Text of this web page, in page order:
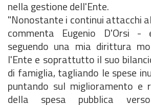
nella gestione dell'Ente.
"Nonostante i continui attacchi
commenta Eugenio D'Orsi
seguendo una mia dirittura
l'Ente e soprattutto il suo
di famiglia, tagliando le spese
puntando sul miglioramento e
della spesa pubblica